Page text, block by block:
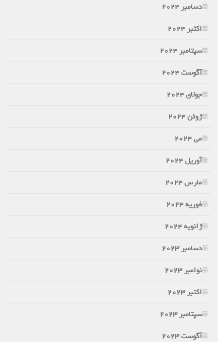
دسامبر 2024
اکتبر 2024
سپتامبر 2024
آگوست 2024
جولای 2024
ژوئن 2024
می 2024
آوریل 2024
مارس 2024
فوریه 2024
ژانویه 2024
دسامبر 2023
نوامبر 2023
اکتبر 2023
سپتامبر 2023
آگوست 2023